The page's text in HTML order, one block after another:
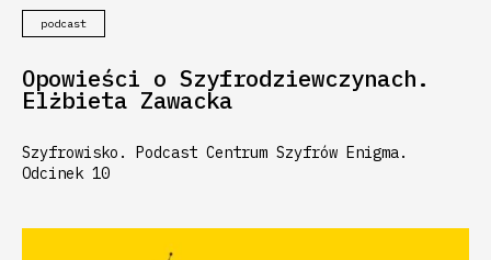
podcast
Opowieści o Szyfrodziewczynach.
Elżbieta Zawacka
Szyfrowisko. Podcast Centrum Szyfrów Enigma.
Odcinek 10